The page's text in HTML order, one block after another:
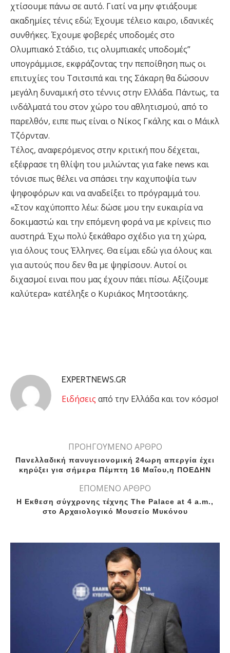
χτίσουμε πάνω σε αυτό. Γιατί να μην φτιάξουμε
ακαδημίες τένις εδώ; Έχουμε τέλειο καιρο, ιδανικές
συνθήκες. Έχουμε φοβερές υποδομές στο
Ολυμπιακό Στάδιο, τις ολυμπιακές υποδομές”
υπογράμμισε, εκφράζοντας την πεποίθηση πως οι
επιτυχίες του Τσιτσιπά και της Σάκαρη θα δώσουν
μεγάλη δυναμική στο τέννις στην Ελλάδα. Πάντως, τα
ινδάλματά του στον χώρο του αθλητισμού, από το
παρελθόν, ειπε πως είναι ο Νίκος Γκάλης και ο Μάικλ
Τζόρνταν.
Τέλος, αναφερόμενος στην κριτική που δέχεται,
εξέφρασε τη θλίψη του μιλώντας για fake news και
τόνισε πως θέλει να σπάσει την καχυποψία των
ψηφοφόρων και να αναδείξει το πρόγραμμά του.
«Στον καχύποπτο λέω: δώσε μου την ευκαιρία να
δοκιμαστώ και την επόμενη φορά να με κρίνεις πιο
αυστηρά. Έχω πολύ ξεκάθαρο σχέδιο για τη χώρα,
για όλους τους Έλληνες. Θα είμαι εδώ για όλους και
για αυτούς που δεν θα με ψηφίσουν. Αυτοί οι
διχασμοί ειναι που μας έχουν πάει πίσω. Αξίζουμε
καλύτερα» κατέληξε ο Κυριάκος Μητσοτάκης.
EXPERTNEWS.GR
Eιδήσεις από την Ελλάδα και τον κόσμο!
ΠΡΟΗΓΟΥΜΕΝΟ ΑΡΘΡΟ
Πανελλαδική πανυγειονομική 24ωρη απεργία έχει
κηρύξει για σήμερα Πέμπτη 16 Μαΐου,η ΠΟΕΔΗΝ
ΕΠΟΜΕΝΟ ΑΡΘΡΟ
Η Εκθεση σύγχρονης τέχνης The Palace at 4 a.m.,
στο Αρχαιολογικό Μουσείο Μυκόνου